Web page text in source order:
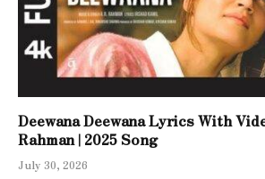
Deewana Deewana Lyrics With
Rahman | 2025 Song
July 30, 2026